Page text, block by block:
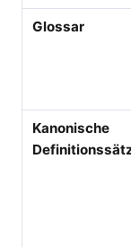
Glossar
Kanonische